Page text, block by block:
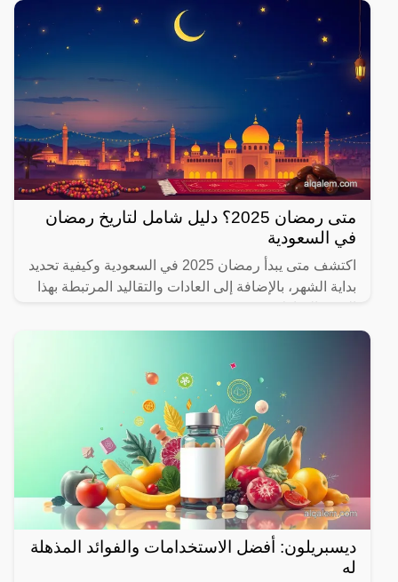
متى رمضان 2025؟ دليل شامل لتاريخ رمضان
في السعودية
اكتشف متى يبدأ رمضان 2025 في السعودية وكيفية تحديد
بداية الشهر، بالإضافة إلى العادات والتقاليد المرتبطة بهذا
ديسبريلون: أفضل الاستخدامات والفوائد المذهلة
له